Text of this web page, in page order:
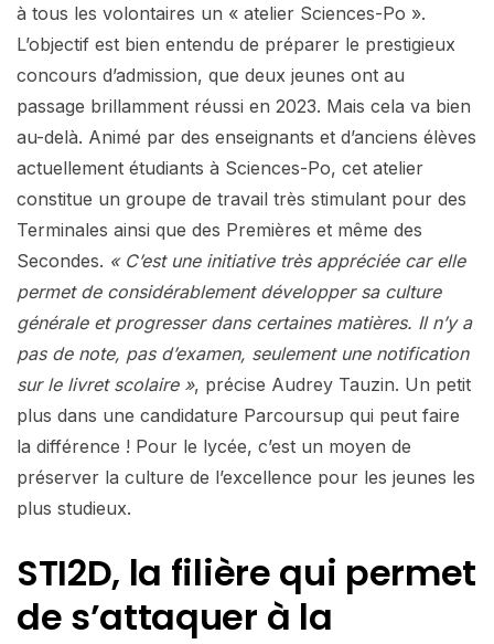
à tous les volontaires un « atelier Sciences-Po ».
L’objectif est bien entendu de préparer le prestigieux
concours d’admission, que deux jeunes ont au
passage brillamment réussi en 2023. Mais cela va bien
au-delà. Animé par des enseignants et d’anciens élèves
actuellement étudiants à Sciences-Po, cet atelier
constitue un groupe de travail très stimulant pour des
Terminales ainsi que des Premières et même des
Secondes. « C’est une initiative très appréciée car elle
permet de considérablement développer sa culture
générale et progresser dans certaines matières. Il n’y a
pas de note, pas d’examen, seulement une notification
sur le livret scolaire », précise Audrey Tauzin. Un petit
plus dans une candidature Parcoursup qui peut faire
la différence ! Pour le lycée, c’est un moyen de
préserver la culture de l’excellence pour les jeunes les
plus studieux.
STI2D, la filière qui permet
de s’attaquer à la